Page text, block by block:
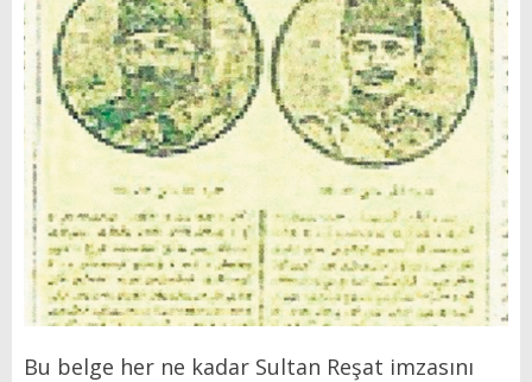
Bu belge her ne kadar Sultan Reşat imzasını